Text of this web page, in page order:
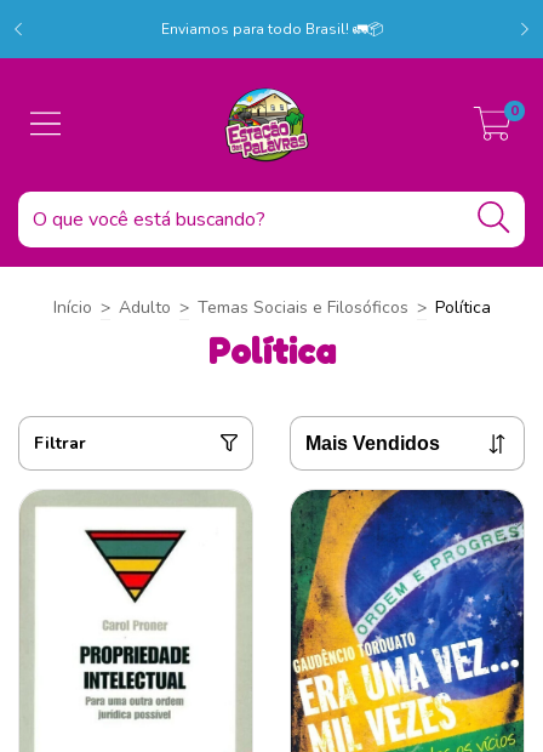
Enviamos para todo Brasil! 🚛📦
0
Início > Adulto > Temas Sociais e Filosóficos > Política
Política
Filtrar